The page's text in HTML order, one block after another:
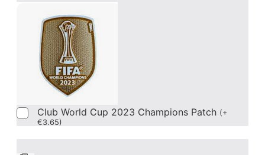
Club World Cup 2023 Champions Patch (+
€3.65)